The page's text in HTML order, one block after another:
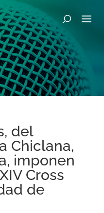
del
Chiclana,
imponen
Cross
de